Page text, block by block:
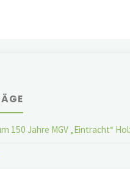
150 Jahre MGV „Eintracht“